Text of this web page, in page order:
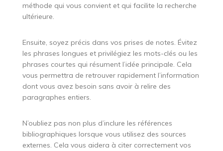
méthode qui vous convient et qui facilite la recherche
ultérieure.
Ensuite, soyez précis dans vos prises de notes. Évitez
les phrases longues et privilégiez les mots-clés ou les
phrases courtes qui résument l’idée principale. Cela
vous permettra de retrouver rapidement l’information
dont vous avez besoin sans avoir à relire des
paragraphes entiers.
N’oubliez pas non plus d’inclure les références
bibliographiques lorsque vous utilisez des sources
externes. Cela vous aidera à citer correctement vos